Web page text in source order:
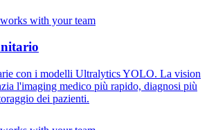
con i modelli Ultralytics YOLO. La vision
l'imaging medico più rapido, diagnosi più
dei pazienti.